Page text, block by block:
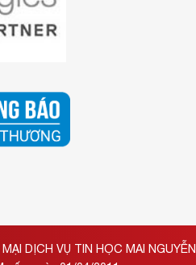
DỊCH VỤ TIN HỌC MAI NGUYỄN